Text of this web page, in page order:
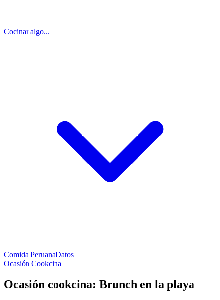
Cocinar algo...
Comida PeruanaDatos
Ocasión Cookcina
Ocasión cookcina: Brunch en la playa